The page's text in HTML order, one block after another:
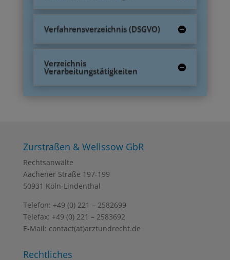
Verfahrensverzeichnis (DSGVO)
Verzeichnis
Verarbeitungstätigkeiten
Zurstraßen & Wellssow GbR
Rechtsanwälte
Aachener Straße 197-199
50931 Köln-Lindenthal
Telefon: +49 (0) 221 – 2582699
Telefax: +49 (0) 221 – 2583692
E-Mail: contact(at)arztundrecht.de
Rechtliches